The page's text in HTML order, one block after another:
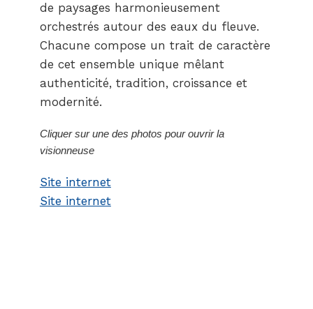
de paysages harmonieusement
orchestrés autour des eaux du fleuve.
Chacune compose un trait de caractère
de cet ensemble unique mêlant
authenticité, tradition, croissance et
modernité.
Cliquer sur une des photos pour ouvrir la
visionneuse
Site internet
Site internet